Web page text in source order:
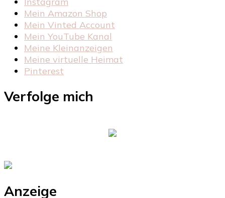
Mein Amazon Shop
Mein Vinted Account
Mein YouTube Kanal
Meine Kleinanzeigen
Meine virtuelle Heimat
Pinterest
Verfolge mich
Anzeige